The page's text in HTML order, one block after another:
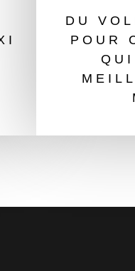
DU
POUR